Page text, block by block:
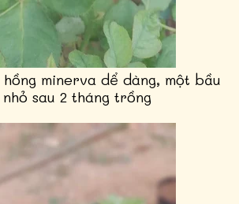
minerva dể dàng, một bầu
sau 2 tháng trồng